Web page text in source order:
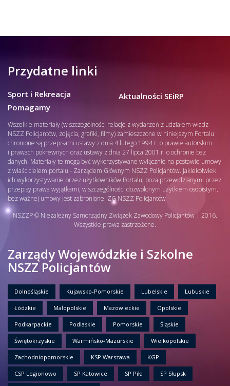
Przydatne linki
Sport i Rekreacja
Pomagamy
Aktualności SEiRP
Wszelkie materiały (w szczególności relacje z wydarzeń z udziałem władz
NSZZ Policjantów, zdjęcia, grafiki, filmy) zamieszczone w niniejszym Portalu
chronione są przepisami ustawy z dnia 4 lutego 1994 r. o prawie autorskim
i prawach pokrewnych oraz ustawy z dnia 27 lipca 2001 r. o ochronie baz
danych. Materiały te mogą być wykorzystywane wyłącznie na postawie umowy
z właścicielem portalu - Zarządem Głównym NSZZ Policjantów. Jakiekolwiek
ich wykorzystywanie przez użytkowników Portalu, poza przewidzianymi przez
przepisy prawa wyjątkami, w szczególności dozwolonym użytkiem osobistym,
bez ważnej umowy jest zabronione. ZG NSZZ Policjantów
NSZZP © Niezależny Samorządny Związek Zawodowy Policjantów | 2016.
Wszystkie prawa zastrzeżone.
Zarządy Wojewódzkie i Szkolne
NSZZ Policjantów
Dolnośląskie Kujawsko-Pomorskie Lubelskie Lubuskie
Łódzkie Małopolskie Mazowieckie Opolskie
Podkarpackie Podlaskie Pomorskie Śląskie
Świętokrzyskie Warmińsko-Mazurskie Wielkopolskie
Zachodniopomorskie KSP Warszawa KGP
CSP Legionowo SP Katowice SP Piła SP Słupsk